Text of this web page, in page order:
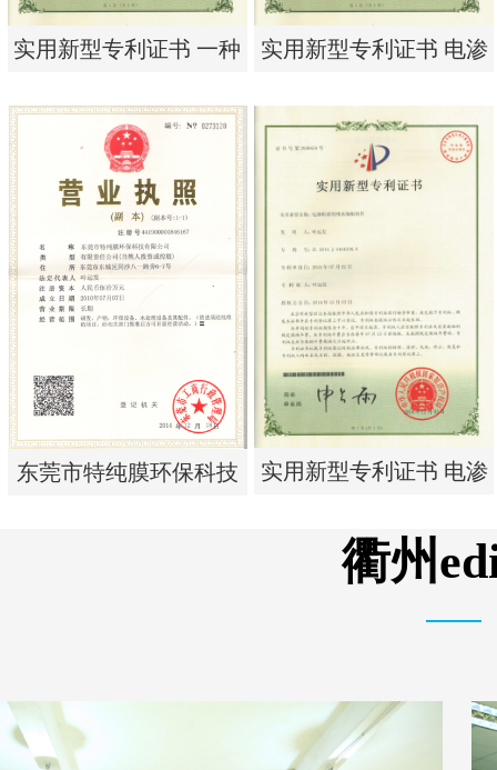
实用新型专利证书 一种
实用新型专利证书 一种
单边过滤流畅基板
实用新型专利证书 电渗
实用新型专利证书 电渗
析器用浓水隔板组件
东莞市特纯膜环保科技
有限公司营业执照
实用新型专利证书 电渗
析器用纯水隔板组件
衢州